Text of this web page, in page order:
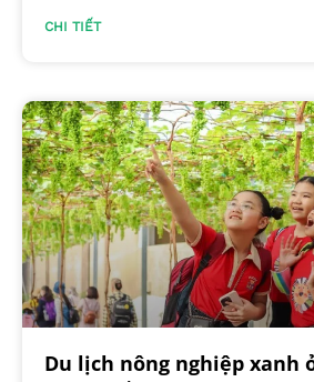
CHI TIẾT
Du lịch nông nghiệp xanh